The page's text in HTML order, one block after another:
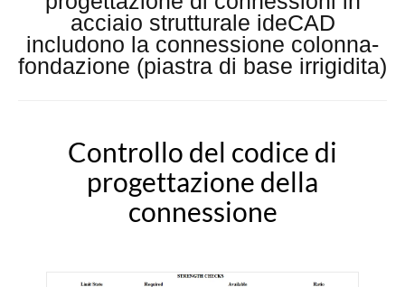
acciaio strutturale ideCAD
includono la connessione colonna-
fondazione (piastra di base irrigidita)
Controllo del codice di
progettazione della
connessione